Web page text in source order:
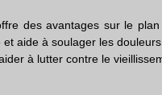
des avantages sur le
aide à soulager les
à lutter contre le